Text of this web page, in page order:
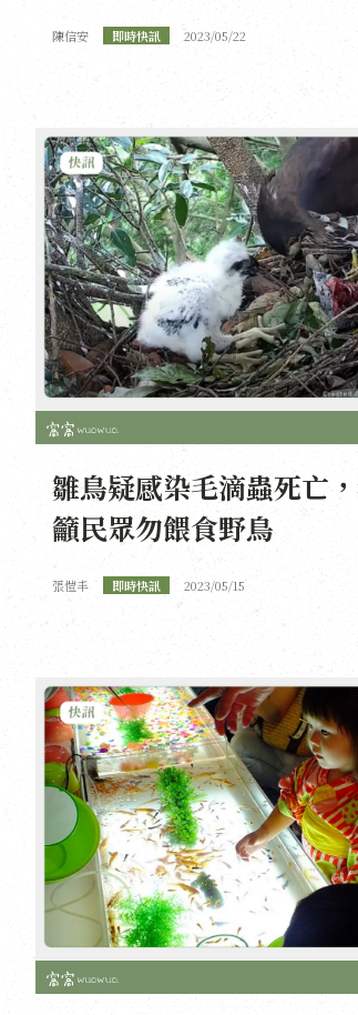
陳信安 即時快訊 2023/05/22
雛鳥疑感染毛滴蟲死亡
籲民眾勿餵食野鳥
張愷丰 即時快訊 2023/05/15